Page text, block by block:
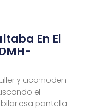
En El
y acomoden
el
esa pantalla